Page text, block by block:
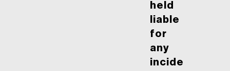
held
liable
for
any
incide